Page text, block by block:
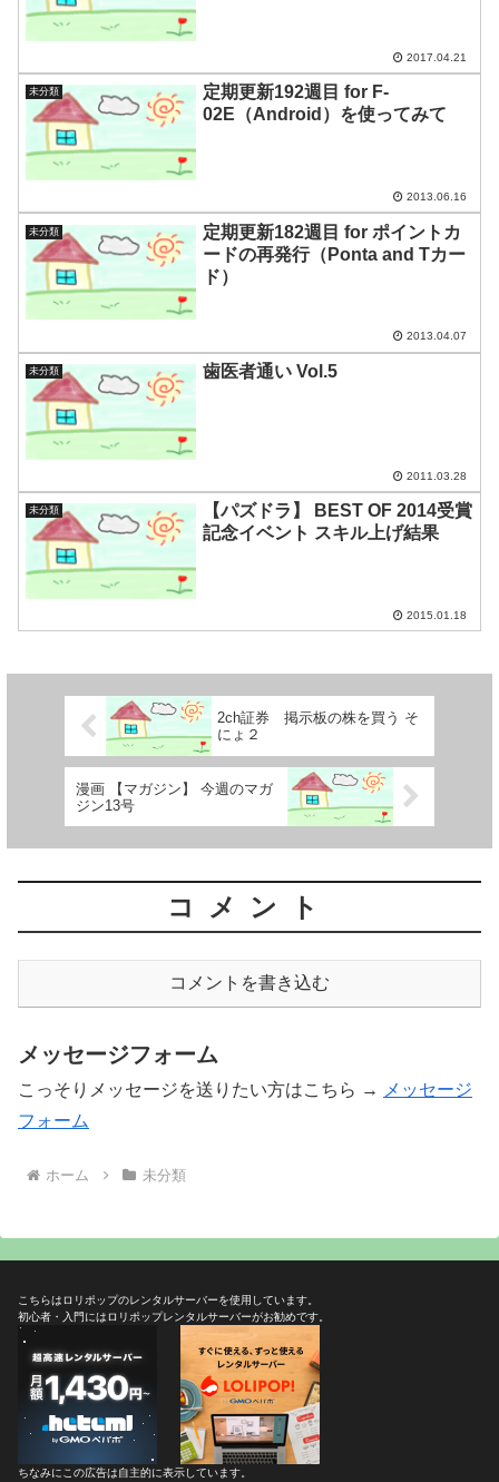
2017.04.21
未分類
定期更新192週目 for F-
02E（Android）を使ってみて
2013.06.16
未分類
定期更新182週目 for ポイントカ
ードの再発行（Ponta and Tカー
ド）
2013.04.07
未分類 歯医者通い Vol.5
2011.03.28
未分類
【パズドラ】 BEST OF 2014受賞
記念イベント スキル上げ結果
2015.01.18
2ch証券 掲示板の株を買う そ
にょ２
漫画 【マガジン】 今週のマガ
ジン13号
コメント
コメントを書き込む
メッセージフォーム
こっそりメッセージを送りたい方はこちら →
メッセージ
フォーム
ホーム 未分類
こちらはロリポップのレンタルサーバーを使用しています。
初心者・入門にはロリポップレンタルサーバーがお勧めです。
ちなみにこの広告は自主的に表示しています。